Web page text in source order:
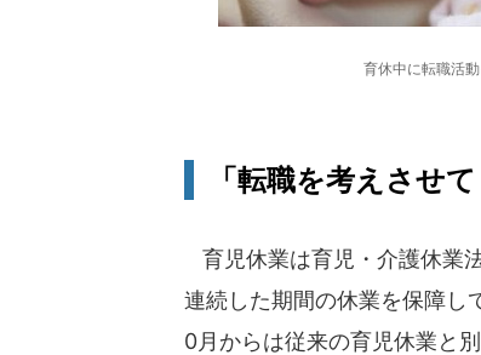
育休中に転職活
「転職を考えさせ
育児休業は育児・介護休業
連続した期間の休業を保障し
0月からは従来の育児休業と